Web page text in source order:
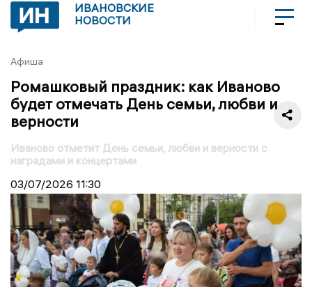
ИВАНОВСКИЕ
НОВОСТИ
Афиша
Ромашковый праздник: как Иваново
будет отмечать День семьи, любви и
верности
Иваново отметит День семьи, любви и верности с
наградами и концертами
03/07/2026 11:30